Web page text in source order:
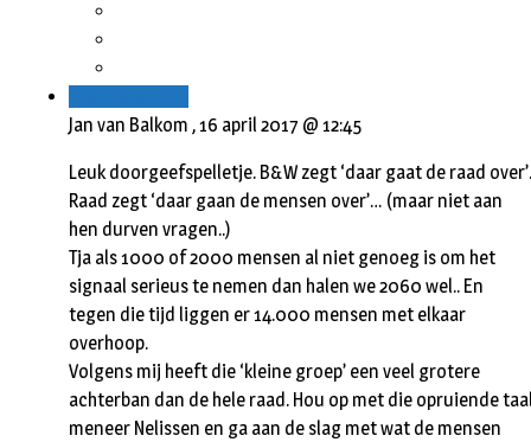
Jan van Balkom ,16 april 2017 @ 12:45
Leuk doorgeefspelletje. B&W zegt ‘daar gaat de raad over’.
Raad zegt ‘daar gaan de mensen over’… (maar niet aan
hen durven vragen..)
Tja als 1000 of 2000 mensen al niet genoeg is om het
signaal serieus te nemen dan halen we 2060 wel.. En
tegen die tijd liggen er 14.000 mensen met elkaar
overhoop.
Volgens mij heeft die ‘kleine groep’ een veel grotere
achterban dan de hele raad. Hou op met die opruiende
meneer Nelissen en ga aan de slag met wat de mensen